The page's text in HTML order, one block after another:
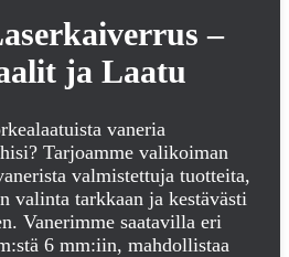
–
ja Laatu
vaneria
Tarjoamme valikoiman
valmistettuja tuotteita,
valinta tarkkaan ja kestävästi
Vanerimme saatavilla eri
6 mm:iin, mahdollistaa